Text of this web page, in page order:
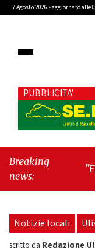
7 Agosto 2026 - aggiornato alle
PUBBLICITA'
Breaking
news:
lascia
Notizie locali
scritto da Redazione